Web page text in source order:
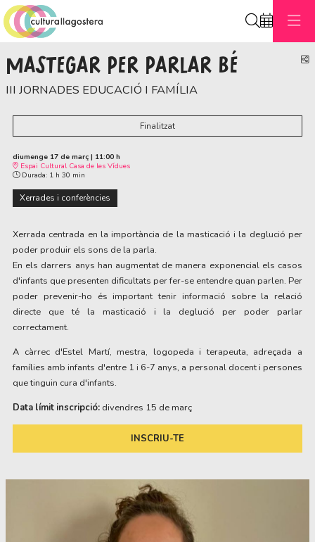
MASTEGAR PER PARLAR BÉ
III JORNADES EDUCACIÓ I FAMÍLIA
Finalitzat
diumenge 17 de març | 11:00 h
Espai Cultural Casa de les Vídues
Durada: 1 h 30 min
Xerrades i conferències
Xerrada centrada en la importància de la masticació i la deglució per
poder produir els sons de la parla.
En els darrers anys han augmentat de manera exponencial els casos
d'infants que presenten dificultats per fer-se entendre quan parlen. Per
poder prevenir-ho és important tenir informació sobre la relació
directe que té la masticació i la deglució per poder parlar
correctament.
A càrrec d'Estel Martí, mestra, logopeda i terapeuta, adreçada a
famílies amb infants d'entre 1 i 6-7 anys, a personal docent i persones
que tinguin cura d'infants.
Data límit inscripció: divendres 15 de març
INSCRIU-TE